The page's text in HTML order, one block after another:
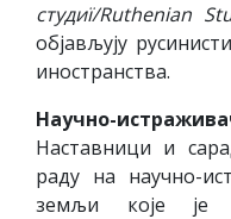
студиї/Ruthenian
објављују
иностранства.
Научно-
Наставници и
раду на научно-
земљи које је